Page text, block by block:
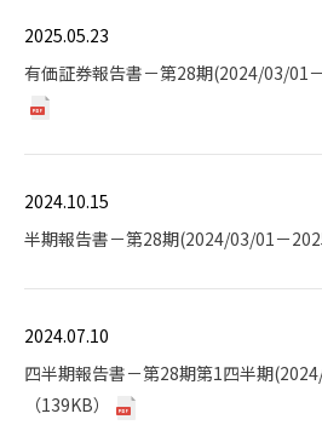
2025.05.23
有価証券報告書－第28期(2024/03/01
2024.10.15
半期報告書－第28期(2024/03/01－
2024.07.10
四半期報告書－第28期第1四半期
（139KB）